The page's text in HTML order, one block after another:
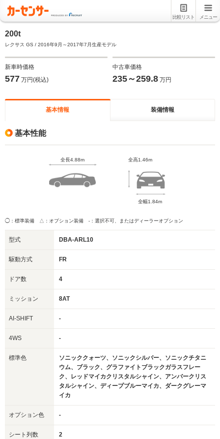
比較リスト メニュー
200t
レクサス GS / 2016年9月～2017年7月生産モデル
新車時価格
577 万円(税込)
中古車価格
235～259.8 万円
基本情報 装備情報
基本性能
全長4.88m 全高1.46m
全幅1.84m
◯：標準装備 △：オプション装備 -：選択不可、またはディーラーオプション
型式 DBA-ARL10
駆動方式 FR
ドア数 4
ミッション 8AT
AI-SHIFT -
4WS -
標準色
ソニッククォーツ、ソニックシルバー、ソニックチタニ
ウム、ブラック、グラファイトブラックガラスフレー
ク、レッドマイカクリスタルシャイン、アンバークリス
タルシャイン、ディープブルーマイカ、ダークグレーマ
イカ
オプション色 -
シート列数 2